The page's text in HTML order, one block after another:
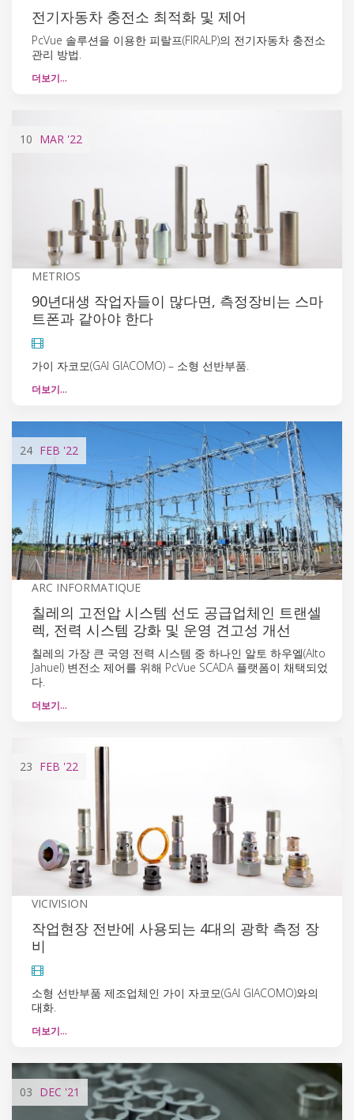
전기자동차 충전소 최적화 및 제어
PcVue 솔루션을 이용한 피랄프(FIRALP)의 전기자동차 충전소
관리 방법.
더보기…
10 MAR '22
METRIOS
90년대생 작업자들이 많다면, 측정장비는 스마
트폰과 같아야 한다
가이 자코모(GAI GIACOMO) – 소형 선반부품.
더보기…
24 FEB '22
ARC INFORMATIQUE
칠레의 고전압 시스템 선도 공급업체인 트랜셀
렉, 전력 시스템 강화 및 운영 견고성 개선
칠레의 가장 큰 국영 전력 시스템 중 하나인 알토 하우엘(Alto
Jahuel) 변전소 제어를 위해 PcVue SCADA 플랫폼이 채택되었
다.
더보기…
23 FEB '22
VICIVISION
작업현장 전반에 사용되는 4대의 광학 측정 장
비
소형 선반부품 제조업체인 가이 자코모(GAI GIACOMO)와의
대화.
더보기…
03 DEC '21